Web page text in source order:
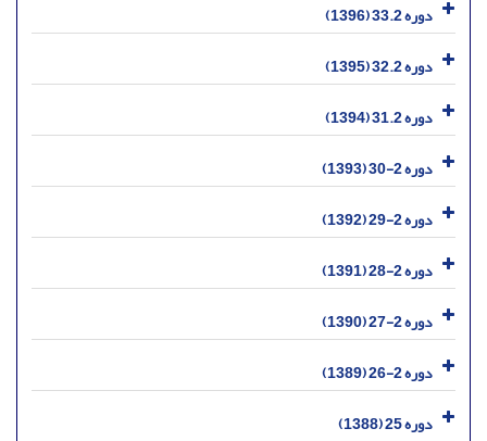
دوره 33.2 (1396)
دوره 32.2 (1395)
دوره 31.2 (1394)
دوره 2-30 (1393)
دوره 2-29 (1392)
دوره 2-28 (1391)
دوره 2-27 (1390)
دوره 2-26 (1389)
دوره 25 (1388)